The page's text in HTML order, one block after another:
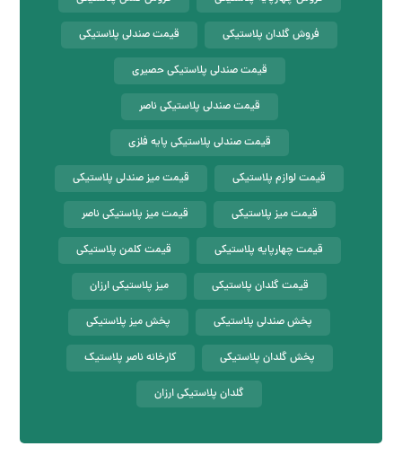
فروش گلدان پلاستیکی قیمت صندلی پلاستیکی
قیمت صندلی پلاستیکی حصیری
قیمت صندلی پلاستیکی ناصر
قیمت صندلی پلاستیکی پایه فلزی
قیمت لوازم پلاستیکی قیمت میز صندلی پلاستیکی
قیمت میز پلاستیکی قیمت میز پلاستیکی ناصر
قیمت چهارپایه پلاستیکی قیمت کلمن پلاستیکی
قیمت گلدان پلاستیکی میز پلاستیکی ارزان
پخش صندلی پلاستیکی پخش میز پلاستیکی
پخش گلدان پلاستیکی کارخانه ناصر پلاستیک
گلدان پلاستیکی ارزان